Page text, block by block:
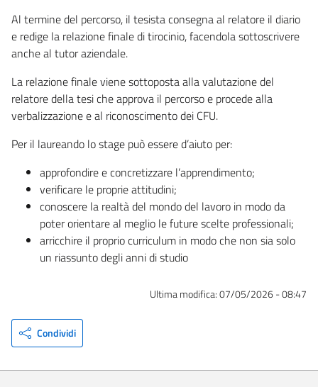
Al termine del percorso, il tesista consegna al relatore il diario
e redige la relazione finale di tirocinio, facendola sottoscrivere
anche al tutor aziendale.
La relazione finale viene sottoposta alla valutazione del
relatore della tesi che approva il percorso e procede alla
verbalizzazione e al riconoscimento dei CFU.
Per il laureando lo stage può essere d’aiuto per:
approfondire e concretizzare l’apprendimento;
verificare le proprie attitudini;
conoscere la realtà del mondo del lavoro in modo da
poter orientare al meglio le future scelte professionali;
arricchire il proprio curriculum in modo che non sia solo
un riassunto degli anni di studio
Ultima modifica:07/05/2026 - 08:47
Condividi